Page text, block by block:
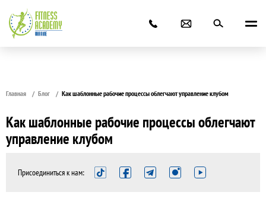
Главная Блог Как шаблонные рабочие процессы облегчают управление клубом
Как шаблонные рабочие процессы облегчают
управление клубом
Присоединиться к нам: